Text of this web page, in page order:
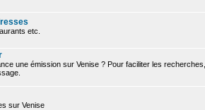
etc.
une émission sur Venise ? Pour faciliter les
sur Venise